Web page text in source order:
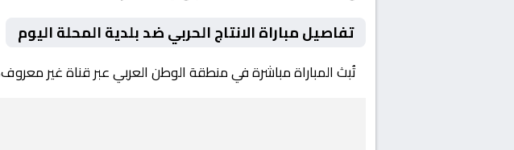
تفاصيل مباراة الانتاج الحربي ضد بلدية المحلة اليوم
تُبث المباراة مباشرة في منطقة الوطن العربي عبر قناة غير